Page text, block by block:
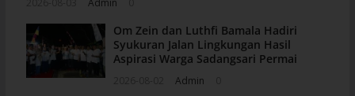
Admin
Om Zein dan Luthfi Bamala Hadiri
Syukuran Jalan Lingkungan Hasil
Aspirasi Warga Sadangsari Permai
Admin